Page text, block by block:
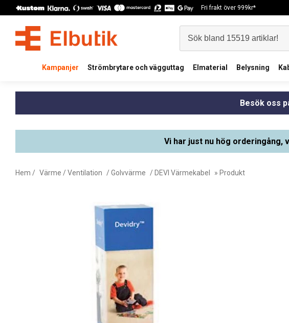
Fri frakt över 999kr*
Kampanjer Strömbrytare och vägguttag Elmaterial Belysning
Besök oss
Vi har just nu hög orderingång,
Hem / Värme / Ventilation /Golvvärme / DEVI Värmekabel » Produkt